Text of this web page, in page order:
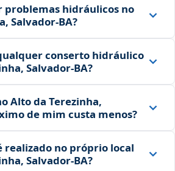
problemas hidráulicos no
Salvador‑BA?
conserto hidráulico
Salvador‑BA?
Alto da Terezinha,
de mim custa menos?
realizado no próprio local
Salvador‑BA?